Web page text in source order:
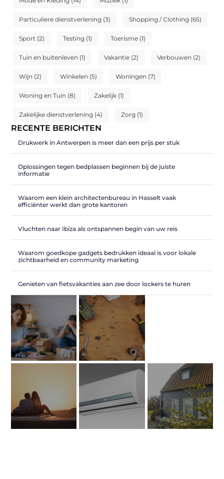
Particuliere dienstverlening (3) Shopping / Clothing (65)
Sport (2) Testing (1) Toerisme (1)
Tuin en buitenleven (1) Vakantie (2) Verbouwen (2)
Wijn (2) Winkelen (5) Woningen (7)
Woning en Tuin (8) Zakelijk (1)
Zakelijke dienstverlening (4) Zorg (1)
RECENTE BERICHTEN
Drukwerk in Antwerpen is meer dan een prijs per stuk
Oplossingen tegen bedplassen beginnen bij de juiste
informatie
Waarom een klein architectenbureau in Hasselt vaak
efficiënter werkt dan grote kantoren
Vluchten naar Ibiza als ontspannen begin van uw reis
Waarom goedkope gadgets bedrukken ideaal is voor lokale
zichtbaarheid en community marketing
Genieten van fietsvakanties aan zee door lockers te huren